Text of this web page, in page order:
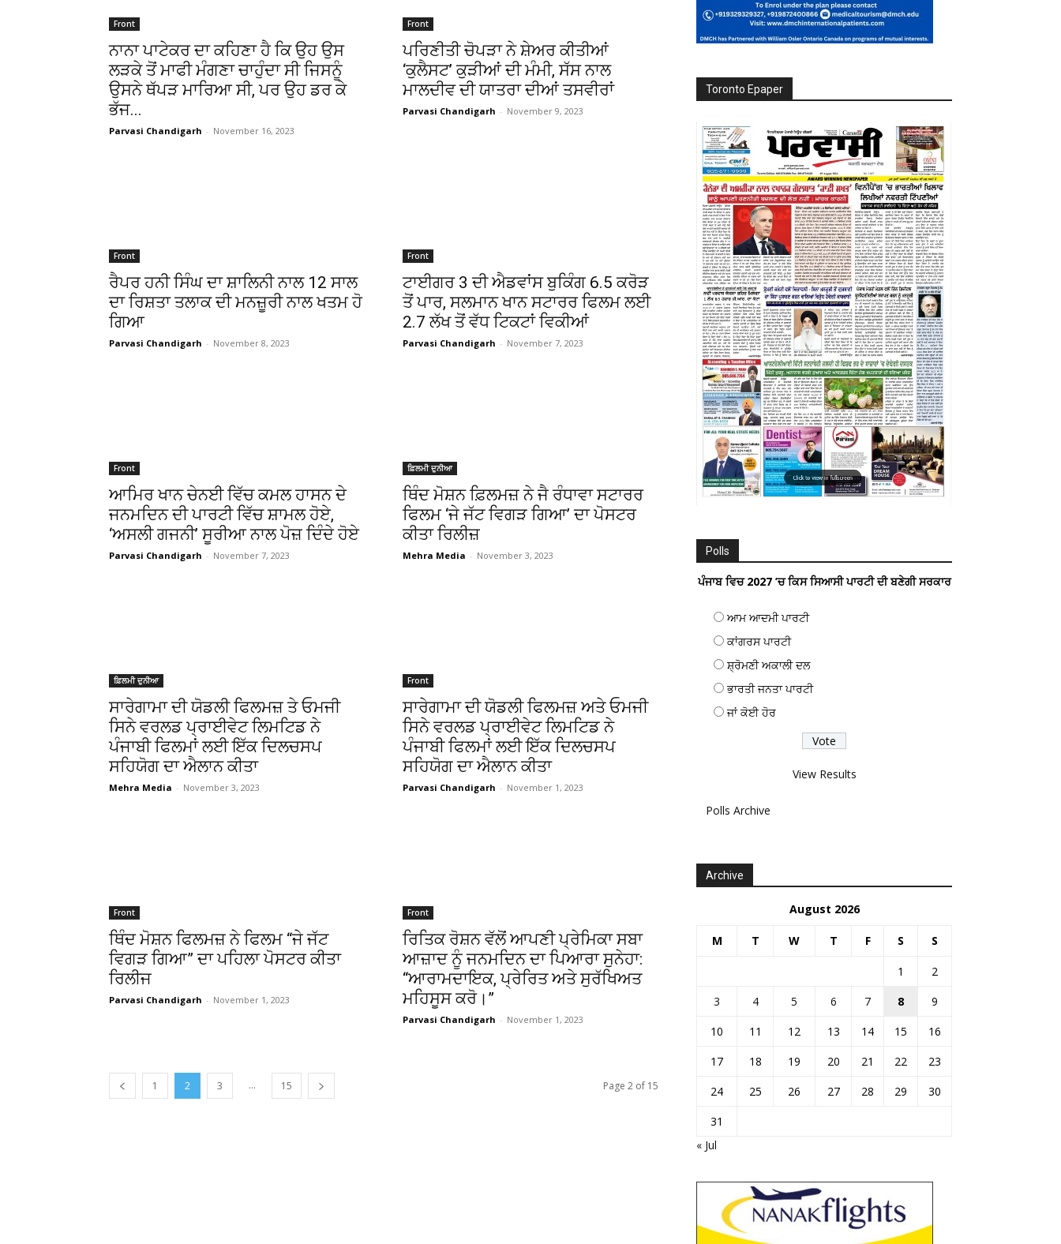
Front
ਨਾਨਾ ਪਾਟੇਕਰ ਦਾ ਕਹਿਣਾ ਹੈ ਕਿ ਉਹ ਉਸ
ਲੜਕੇ ਤੋਂ ਮਾਫੀ ਮੰਗਣਾ ਚਾਹੁੰਦਾ ਸੀ ਜਿਸਨੂੰ
ਉਸਨੇ ਥੱਪੜ ਮਾਰਿਆ ਸੀ, ਪਰ ਉਹ ਡਰ ਕੇ
ਭੱਜ...
Parvasi Chandigarh - November 16, 2023
Front
ਪਰਿਣੀਤੀ ਚੋਪੜਾ ਨੇ ਸ਼ੇਅਰ ਕੀਤੀਆਂ
‘ਕੁਲੈਸਟ’ ਕੁੜੀਆਂ ਦੀ ਮੰਮੀ, ਸੱਸ ਨਾਲ
ਮਾਲਦੀਵ ਦੀ ਯਾਤਰਾ ਦੀਆਂ ਤਸਵੀਰਾਂ
Parvasi Chandigarh - November 9, 2023
Front
ਰੈਪਰ ਹਨੀ ਸਿੰਘ ਦਾ ਸ਼ਾਲਿਨੀ ਨਾਲ 12 ਸਾਲ
ਦਾ ਰਿਸ਼ਤਾ ਤਲਾਕ ਦੀ ਮਨਜ਼ੂਰੀ ਨਾਲ ਖਤਮ ਹੋ
ਗਿਆ
Parvasi Chandigarh - November 8, 2023
Front
ਟਾਈਗਰ 3 ਦੀ ਐਡਵਾਂਸ ਬੁਕਿੰਗ 6.5 ਕਰੋੜ
ਤੋਂ ਪਾਰ, ਸਲਮਾਨ ਖਾਨ ਸਟਾਰਰ ਫਿਲਮ ਲਈ
2.7 ਲੱਖ ਤੋਂ ਵੱਧ ਟਿਕਟਾਂ ਵਿਕੀਆਂ
Parvasi Chandigarh - November 7, 2023
Front
ਆਮਿਰ ਖਾਨ ਚੇਨਈ ਵਿੱਚ ਕਮਲ ਹਾਸਨ ਦੇ
ਜਨਮਦਿਨ ਦੀ ਪਾਰਟੀ ਵਿੱਚ ਸ਼ਾਮਲ ਹੋਏ,
‘ਅਸਲੀ ਗਜਨੀ’ ਸੂਰੀਆ ਨਾਲ ਪੋਜ਼ ਦਿੰਦੇ ਹੋਏ
Parvasi Chandigarh - November 7, 2023
ਫ਼ਿਲਮੀ ਦੁਨੀਆ
ਥਿੰਦ ਮੋਸ਼ਨ ਫ਼ਿਲਮਜ਼ ਨੇ ਜੈ ਰੰਧਾਵਾ ਸਟਾਰਰ
ਫਿਲਮ ‘ਜੇ ਜੱਟ ਵਿਗੜ ਗਿਆ’ ਦਾ ਪੋਸਟਰ
ਕੀਤਾ ਰਿਲੀਜ਼
Mehra Media - November 3, 2023
ਫ਼ਿਲਮੀ ਦੁਨੀਆ
ਸਾਰੇਗਾਮਾ ਦੀ ਯੋਡਲੀ ਫਿਲਮਜ਼ ਤੇ ਓਮਜੀ
ਸਿਨੇ ਵਰਲਡ ਪ੍ਰਾਈਵੇਟ ਲਿਮਟਿਡ ਨੇ
ਪੰਜਾਬੀ ਫਿਲਮਾਂ ਲਈ ਇੱਕ ਦਿਲਚਸਪ
ਸਹਿਯੋਗ ਦਾ ਐਲਾਨ ਕੀਤਾ
Mehra Media - November 3, 2023
Front
ਸਾਰੇਗਾਮਾ ਦੀ ਯੋਡਲੀ ਫਿਲਮਜ਼ ਅਤੇ ਓਮਜੀ
ਸਿਨੇ ਵਰਲਡ ਪ੍ਰਾਈਵੇਟ ਲਿਮਟਿਡ ਨੇ
ਪੰਜਾਬੀ ਫਿਲਮਾਂ ਲਈ ਇੱਕ ਦਿਲਚਸਪ
ਸਹਿਯੋਗ ਦਾ ਐਲਾਨ ਕੀਤਾ
Parvasi Chandigarh - November 1, 2023
Front
ਥਿੰਦ ਮੋਸ਼ਨ ਫਿਲਮਜ਼ ਨੇ ਫਿਲਮ “ਜੇ ਜੱਟ
ਵਿਗੜ ਗਿਆ” ਦਾ ਪਹਿਲਾ ਪੋਸਟਰ ਕੀਤਾ
ਰਿਲੀਜ
Parvasi Chandigarh - November 1, 2023
Front
ਰਿਤਿਕ ਰੋਸ਼ਨ ਵੱਲੋਂ ਆਪਣੀ ਪ੍ਰੇਮਿਕਾ ਸਬਾ
ਆਜ਼ਾਦ ਨੂੰ ਜਨਮਦਿਨ ਦਾ ਪਿਆਰਾ ਸੁਨੇਹਾ:
“ਆਰਾਮਦਾਇਕ, ਪ੍ਰੇਰਿਤ ਅਤੇ ਸੁਰੱਖਿਅਤ
ਮਹਿਸੂਸ ਕਰੋ।”
Parvasi Chandigarh - November 1, 2023
1 2 3 ... 15 Page 2 of 15
Toronto Epaper
Polls
ਪੰਜਾਬ ਵਿਚ 2027 ’ਚ ਕਿਸ ਸਿਆਸੀ ਪਾਰਟੀ ਦੀ ਬਣੇਗੀ ਸਰਕਾਰ
ਆਮ ਆਦਮੀ ਪਾਰਟੀ
ਕਾਂਗਰਸ ਪਾਰਟੀ
ਸ਼੍ਰੋਮਣੀ ਅਕਾਲੀ ਦਲ
ਭਾਰਤੀ ਜਨਤਾ ਪਾਰਟੀ
ਜਾਂ ਕੋਈ ਹੋਰ
View Results
Polls Archive
Archive
August 2026
M T W T F S S
1
2
3
4 5 6 7 8
9
10
11 12 13 14 15
16
17
18 19 20 21 22
23
24
25 26 27 28 29
30
31
« Jul